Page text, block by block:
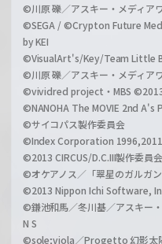
©川原 礫／アスキー・メディア
©SEGA / ©Crypton Future
by KEI
©VisualArt's/Key/Team Little
©川原 礫／アスキー・メディア
©vividred project・MBS ©2013
©NANOHA The MOVIE 2nd A's
©サイコパス製作委員会
©Index Corporation 1996,2011
©2013 CIRCUS/D.C.III製作委員会
©オケアノス／「翠星のガルガ
©2013 Nippon Ichi Software,
©鎌池和馬／冬川基／アスキー
N S
©sole;viola／Progetto 幻影太